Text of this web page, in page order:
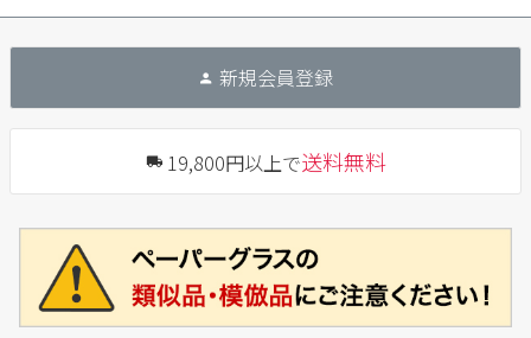
新規会員登録
19,800円以上で送料無料